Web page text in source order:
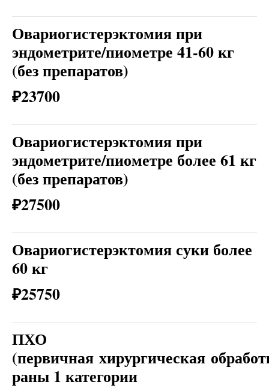
Овариогистерэктомия при
эндометрите/пиометре 41-60 кг
(без препаратов)
₽23700
Овариогистерэктомия при
эндометрите/пиометре более 61 кг
(без препаратов)
₽27500
Овариогистерэктомия суки более
60 кг
₽25750
ПХО
(первичная хирургическая
раны 1 категории